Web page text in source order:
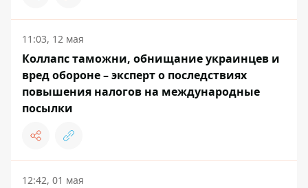
11:03, 12 мая
Коллапс таможни, обнищание украинцев и
вред обороне – эксперт о последствиях
повышения налогов на международные
посылки
12:42, 01 мая